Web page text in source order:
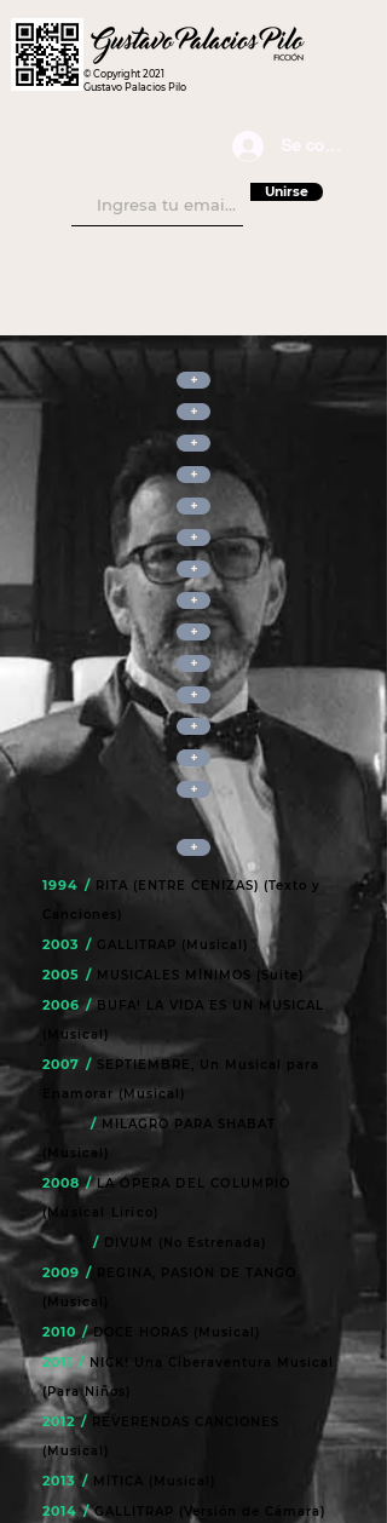
Se connecter
© Copyright 2021
Gustavo Palacios Pilo
Unirse
+
+
+
+
+
+
+
+
+
+
+
+
+
+
+
1994 / RITA (ENTRE CENIZAS) (Texto y
Canciones)
2003 / GALLITRAP (Musical)
2005 / MUSICALES MÍNIMOS (Suite)
2006 / BUFA! LA VIDA ES UN MUSICAL
(Musical)
2007 / SEPTIEMBRE, Un Musical para
Enamorar (Musical)
/ MILAGRO PARA SHABAT
(Musical)
2008 / LA ÓPERA DEL COLUMPIO
(Musical
Lírico)
/ DIVUM (No Estrenada)
2009 /
REGINA, PASIÓN DE TANGO
(Musical)
2010 / DOCE HORAS (Musical)
2011 / NICK! Una Ciberaventura Musical
(Para Niños)
2012 / REVERENDAS CANCIONES
(Musical)
2013 / MÍTICA (Musical)
2014 / GALLITRAP (Versión de Cámara)